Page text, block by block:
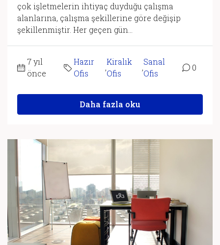
çok işletmelerin ihtiyaç duyduğu çalışma
alanlarına, çalışma şekillerine göre değişip
şekillenmiştir. Her geçen gün...
7 yıl
önce
Hazır
Ofis
,
Kiralık
Ofis
,
Sanal
Ofis
0
Daha fazla oku